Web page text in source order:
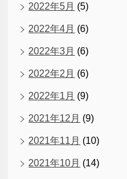
2022年5月 (5)
2022年4月 (6)
2022年3月 (6)
2022年2月 (6)
2022年1月 (9)
2021年12月 (9)
2021年11月 (10)
2021年10月 (14)